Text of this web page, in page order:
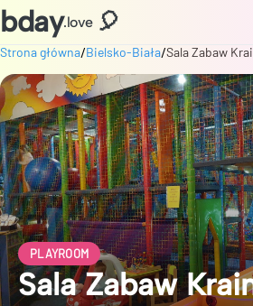
bday.love 🎈
Strona główna/Bielsko-Biała/Sala Zabaw
PLAYROOM
Sala Zabaw